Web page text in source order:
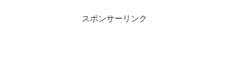
スポンサーリンク